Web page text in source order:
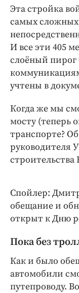
Эта стройка
самых
И все эти 405
слоёный пирог
учтены в
Когда же мы
мосту (теперь
транспорте?
руководителя
Спойлер:
обещание и
открыт к Дню
Пока без
Как и было
автомобили
путепроводу.